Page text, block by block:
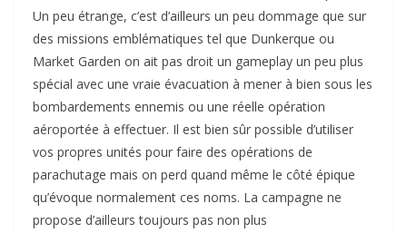
Un peu étrange, c’est d’ailleurs un peu dommage que sur
des missions emblématiques tel que Dunkerque ou
Market Garden on ait pas droit un gameplay un peu plus
spécial avec une vraie évacuation à mener à bien sous les
bombardements ennemis ou une réelle opération
aéroportée à effectuer. Il est bien sûr possible d’utiliser
vos propres unités pour faire des opérations de
parachutage mais on perd quand même le côté épique
qu’évoque normalement ces noms. La campagne ne
propose d’ailleurs toujours pas non plus